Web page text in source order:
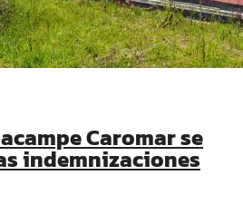
Caromar se
indemnizaciones